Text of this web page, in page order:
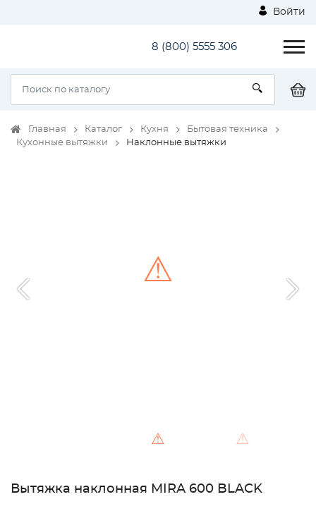
Войти
8 (800) 5555 306
Главная Каталог Кухня
Бытовая техника
Кухонные вытяжки
Наклонные вытяжки
⚠ ⚠
⚠
Вытяжка наклонная MIRA 600 BLACK